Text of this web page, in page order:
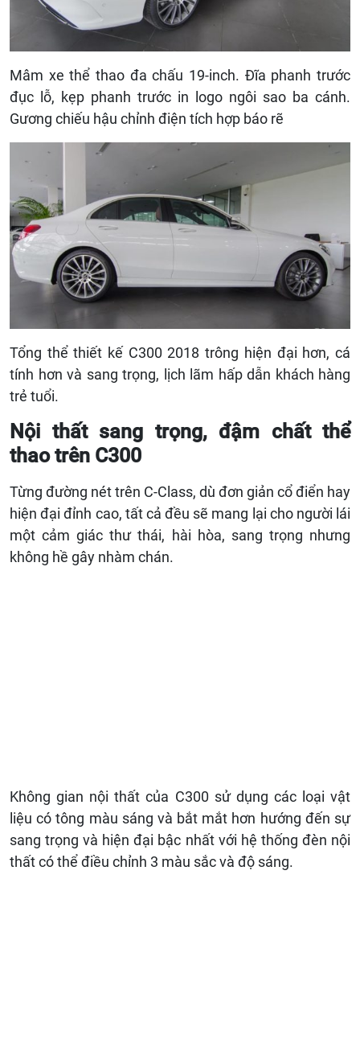
Mâm xe thể thao đa chấu 19-inch. Đĩa phanh trước
đục lỗ, kẹp phanh trước in logo ngôi sao ba cánh.
Gương chiếu hậu chỉnh điện tích hợp báo rẽ
Tổng thể thiết kế C300 2018 trông hiện đại hơn, cá
tính hơn và sang trọng, lịch lãm hấp dẫn khách hàng
trẻ tuổi.
Nội thất sang trọng, đậm chất thể
thao trên C300
Từng đường nét trên C-Class, dù đơn giản cổ điển hay
hiện đại đỉnh cao, tất cả đều sẽ mang lại cho người lái
một cảm giác thư thái, hài hòa, sang trọng nhưng
không hề gây nhàm chán.
Không gian nội thất của C300 sử dụng các loại vật
liệu có tông màu sáng và bắt mắt hơn hướng đến sự
sang trọng và hiện đại bậc nhất với hệ thống đèn nội
thất có thể điều chỉnh 3 màu sắc và độ sáng.